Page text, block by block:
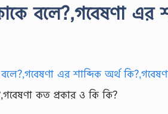
বলে?,গবেষণা এর
কত প্রকার ও কি কি?